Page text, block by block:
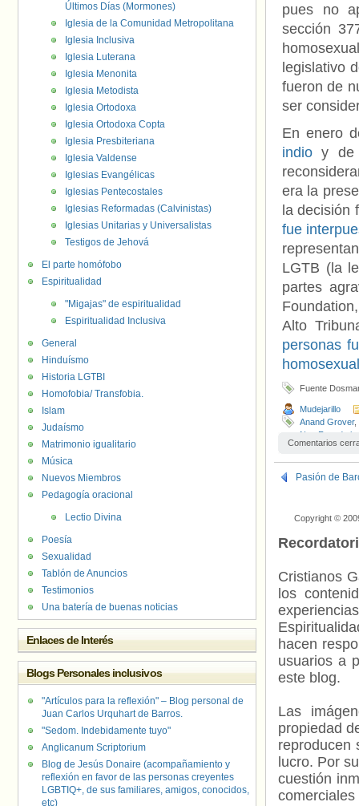
pues no
sección
legislativo
fueron de
ser
En enero
indio y de
era la
la decisión
fue
LGTB (la
partes
Alto
personas
Fuente
Mudejarillo
Anand Grover,
Naz
Comentarios
Pasión de
Copyright ©
Cristianos
los
hacen
usuarios a
este blog.
Las
propiedad
reproducen
lucro. Por
cuestión
Últimos Días (Mormones)
Iglesia de la Comunidad Metropolitana
Iglesia Inclusiva
Iglesia Luterana
Iglesia Menonita
Iglesia Metodista
Iglesia Ortodoxa
Iglesia Ortodoxa Copta
Iglesia Presbiteriana
Iglesia Valdense
Iglesias Evangélicas
Iglesias Pentecostales
Iglesias Reformadas (Calvinistas)
Iglesias Unitarias y Universalistas
Testigos de Jehová
El parte homófobo
Espiritualidad
"Migajas" de espiritualidad
Espiritualidad Inclusiva
General
Hinduísmo
Historia LGTBI
Homofobia/ Transfobia.
Islam
Judaísmo
Matrimonio igualitario
Música
Nuevos Miembros
Pedagogía oracional
Lectio Divina
Poesía
Sexualidad
Tablón de Anuncios
Testimonios
Una batería de buenas noticias
Enlaces de Interés
Blogs Personales inclusivos
"Artículos para la reflexión" – Blog personal de
Juan Carlos Urquhart de Barros.
"Sedom. Indebidamente tuyo"
Anglicanum Scriptorium
Blog de Jesús Donaire (acompañamiento y
reflexión en favor de las personas creyentes
LGBTIQ+, de sus familiares, amigos, conocidos,
etc)